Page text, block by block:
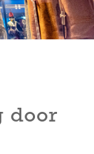
door